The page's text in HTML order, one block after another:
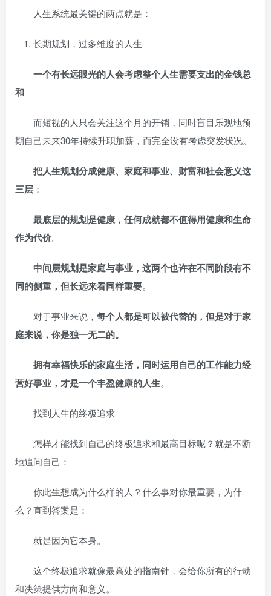
人生系统最关键的两点就是：
长期规划，过多维度的人生
一个有长远眼光的人会考虑整个人生需要支出的金钱总
和
而短视的人只会关注这个月的开销，同时盲目乐观地预
期自己未来30年持续升职加薪，而完全没有考虑突发状况。
把人生规划分成健康、家庭和事业、财富和社会意义这
三层 ：
最底层的规划是健康，任何成就都不值得用健康和生命
作为代价。
中间层规划是家庭与事业，这两个也许在不同阶段有不
同的侧重，但长远来看同样重要。
对于事业来说， 每个人都是可以被代替的，但是对于家
庭来说，你是独一无二的。
拥有幸福快乐的家庭生活，同时运用自己的工作能力经
营好事业，才是一个丰盈健康的人生。
找到人生的终极追求
怎样才能找到自己的终极追求和最高目标呢？就是不断
地追问自己：
你此生想成为什么样的人？什么事对你最重要，为什
么？直到答案是：
就是因为它本身。
这个终极追求就像最高处的指南针，会给你所有的行动
和决策提供方向和意义。